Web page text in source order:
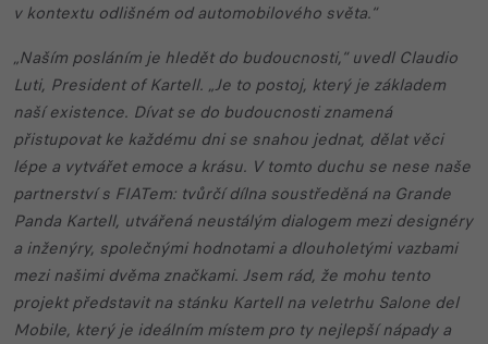
v kontextu odlišném od automobilového světa.“
„Naším posláním je hledět do budoucnosti,“ uvedl Claudio
Luti, President of Kartell. „Je to postoj, který je základem
naší existence. Dívat se do budoucnosti znamená
přistupovat ke každému dni se snahou jednat, dělat věci
lépe a vytvářet emoce a krásu. V tomto duchu se nese naše
partnerství s FIATem: tvůrčí dílna soustředěná na Grande
Panda Kartell, utvářená neustálým dialogem mezi designéry
a inženýry, společnými hodnotami a dlouholetými vazbami
mezi našimi dvěma značkami. Jsem rád, že mohu tento
projekt představit na stánku Kartell na veletrhu Salone del
Mobile, který je ideálním místem pro ty nejlepší nápady a